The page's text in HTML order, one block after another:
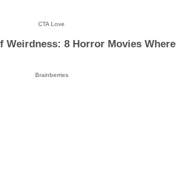
CTA Love
Weirdness: 8 Horror Movies Where
Brainberries